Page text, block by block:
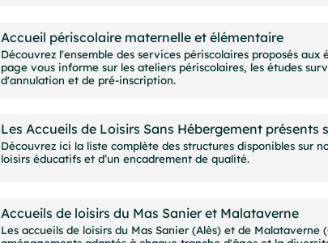
Accueil périscolaire maternelle et élémentaire
Découvrez l'ensemble des services périscolaires proposés
page vous informe sur les ateliers périscolaires, les études
d'annulation et de pré-inscription.
Les Accueils de Loisirs Sans Hébergement présents
Découvrez ici la liste complète des structures disponibles
loisirs éducatifs et d’un encadrement de qualité.
Accueils de loisirs du Mas Sanier et Malataverne
Les accueils de loisirs du Mas Sanier (Alès) et de